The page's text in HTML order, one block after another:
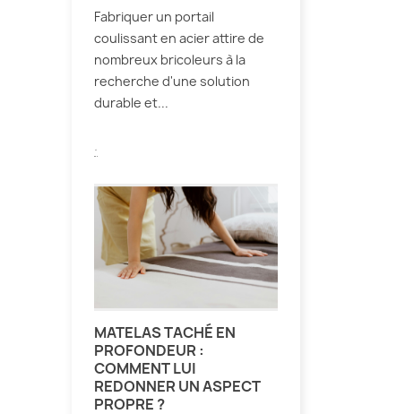
Fabriquer un portail
coulissant en acier attire de
nombreux bricoleurs à la
recherche d'une solution
durable et...
.
MATELAS TACHÉ EN
PROFONDEUR :
COMMENT LUI
REDONNER UN ASPECT
PROPRE ?